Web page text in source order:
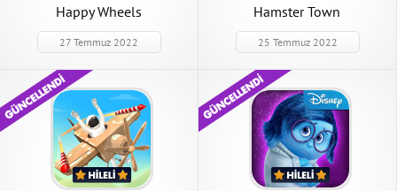
Happy Wheels
27 Temmuz 2022
Hamster Town
25 Temmuz 2022